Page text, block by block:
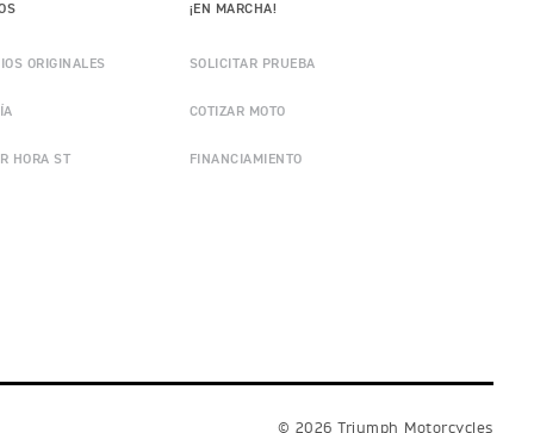
ORIGINALES
HORA ST
¡EN MARCHA!
SOLICITAR PRUEBA
COTIZAR MOTO
FINANCIAMIENTO
© 2026 Triumph Motorcycles